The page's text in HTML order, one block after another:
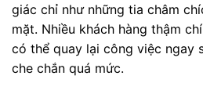
giác chỉ như những tia châm
mặt. Nhiều khách hàng thậm
có thể quay lại công việc ngay
che chắn quá mức.